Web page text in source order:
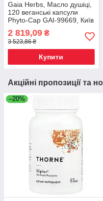
Gaia Herbs, Масло душіці,
120 веганські капсули
Phyto-Cap GAI-99669, Київ
2 819,09 ₴
3 523,86 ₴
Купити
Акційні пропозиції та
–20%